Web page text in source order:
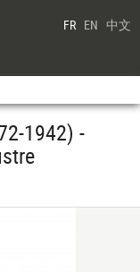
FR EN 中文
1942) -